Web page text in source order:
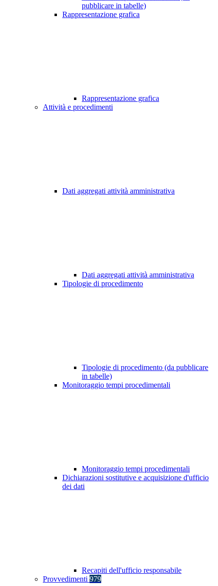
pubblicare in tabelle)
Rappresentazione grafica
Rappresentazione grafica
Attività e procedimenti
Dati aggregati attività amministrativa
Dati aggregati attività amministrativa
Tipologie di procedimento
Tipologie di procedimento (da pubblicare
in tabelle)
Monitoraggio tempi procedimentali
Monitoraggio tempi procedimentali
Dichiarazioni sostitutive e acquisizione d'ufficio
dei dati
Recapiti dell'ufficio responsabile
Provvedimenti 979